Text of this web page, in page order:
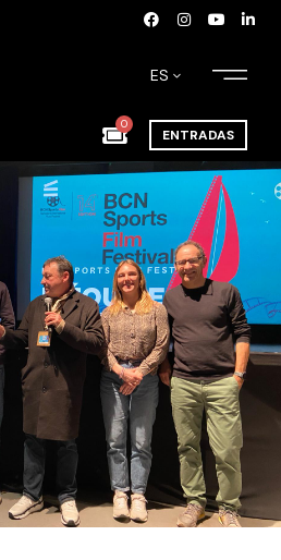
ES
0
ENTRADAS